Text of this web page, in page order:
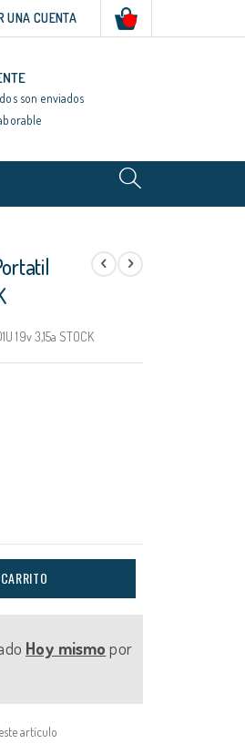
UNA CUENTA
son enviados
19v 3,15a STOCK
Hoy mismo por
artículo